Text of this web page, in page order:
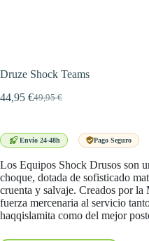
Druze Shock Teams
49,95€
El
era:
44,95 €El
es:
Envío 24-48h Pago Seguro
Los Equipos Shock Drusos son
choque, dotada de sofisticado
cruenta y salvaje. Creados por
fuerza mercenaria al servicio
haqqislamita como del mejor